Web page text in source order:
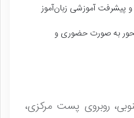
پیشرفت آموزشی زبان‌آموز
به صورت حضوری و
روبروی پست مرکزی،